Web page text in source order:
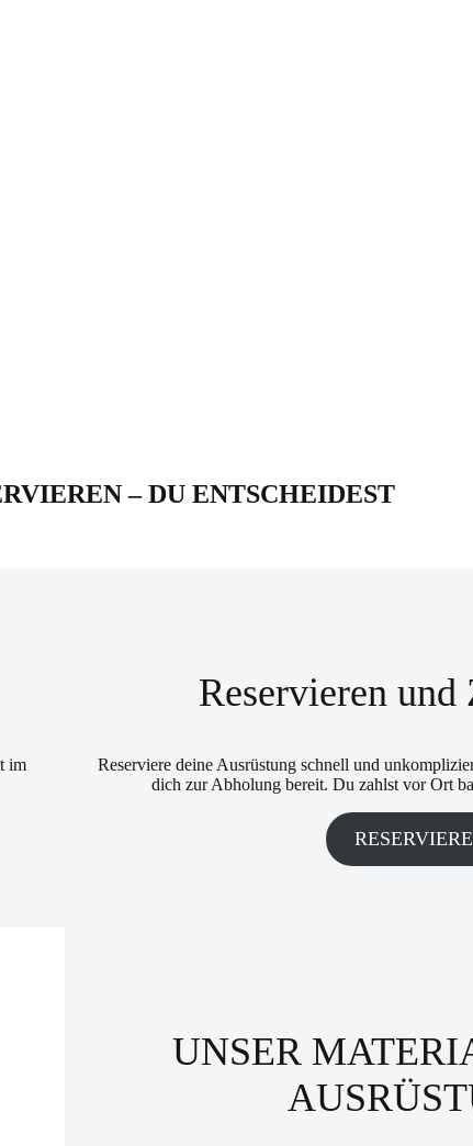
– DU ENTSCHEIDEST
im
Reservieren und
Reserviere deine Ausrüstung schnell und
dich zur Abholung bereit. Du zahlst vor Ort
UNSER